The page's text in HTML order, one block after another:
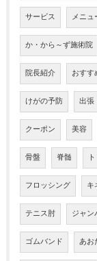
サービス メニュ
か・から～ず施術院
院長紹介 おすす
けがの予防 出張
クーポン 美容
骨盤 脊髄
フロッシング キ
テニス肘 ジャン
ゴムバンド あお